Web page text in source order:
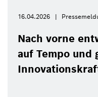
16.04.2026
Nach vorne
auf Tempo und